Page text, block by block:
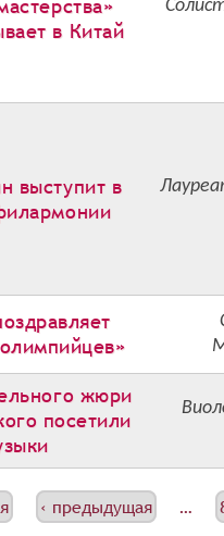
в Китай
выступит в
жюри
посетили
‹ предыдущая …